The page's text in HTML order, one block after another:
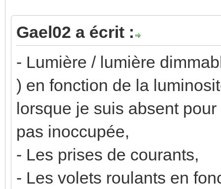
Gael02 a écrit :
- Lumière / lumière
) en fonction de la
lorsque je suis absent
pas inoccupée,
- Les prises de courants,
- Les volets roulants en